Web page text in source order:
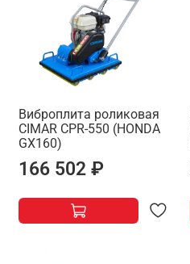
Виброплита роликовая
CIMAR CPR-550 (HONDA
GX160)
166 502 ₽